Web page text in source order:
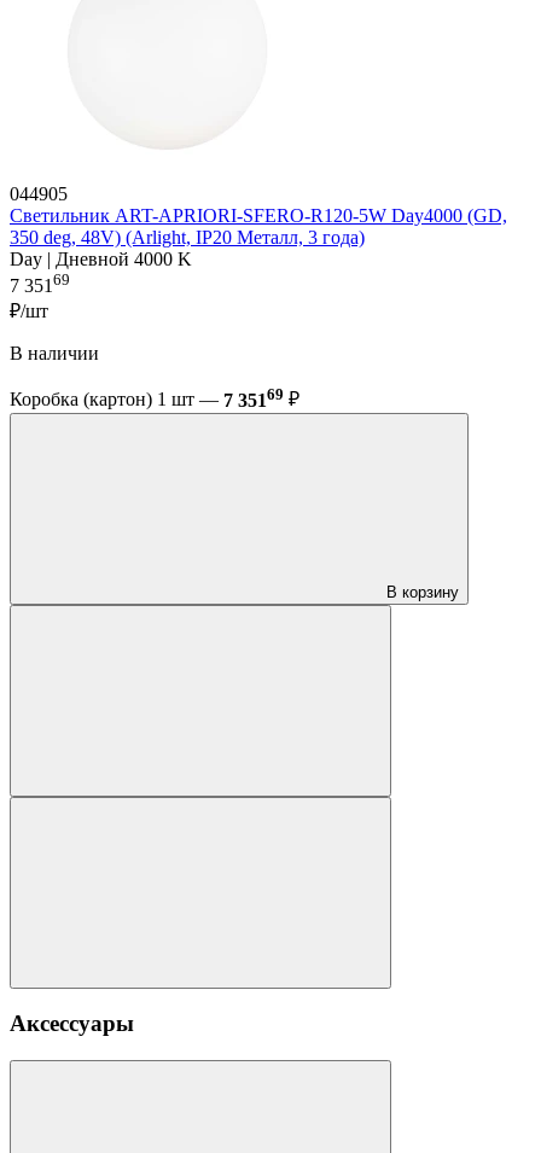
044905
Светильник ART-APRIORI-SFERO-R120-5W Day4000 (GD,
350 deg, 48V) (Arlight, IP20 Металл, 3 года)
Day | Дневной 4000 K
7 35169
₽/шт
В наличии
Коробка (картон) 1 шт — 7 35169 ₽
В корзину
Аксессуары